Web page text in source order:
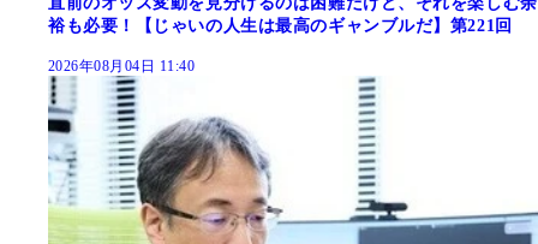
裕も必要！【じゃいの人生は最高のギャンブルだ】第221回
2026年08月04日 11:40